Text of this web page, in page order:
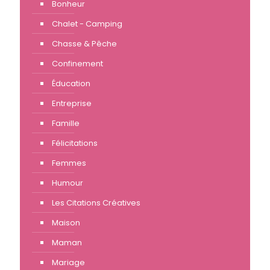
Bonheur
Chalet - Camping
Chasse & Pêche
Confinement
Éducation
Entreprise
Famille
Félicitations
Femmes
Humour
Les Citations Créatives
Maison
Maman
Mariage